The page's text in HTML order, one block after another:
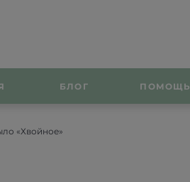
БЛОГ ПОМОЩЬ
«Хвойное»